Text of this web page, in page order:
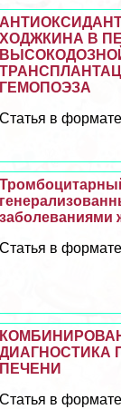
ХОДЖКИНА В
ГЕМОПОЭЗА
Статья в
заболеваниями
Статья в
ДИАГНОСТИКА
ПЕЧЕНИ
Статья в